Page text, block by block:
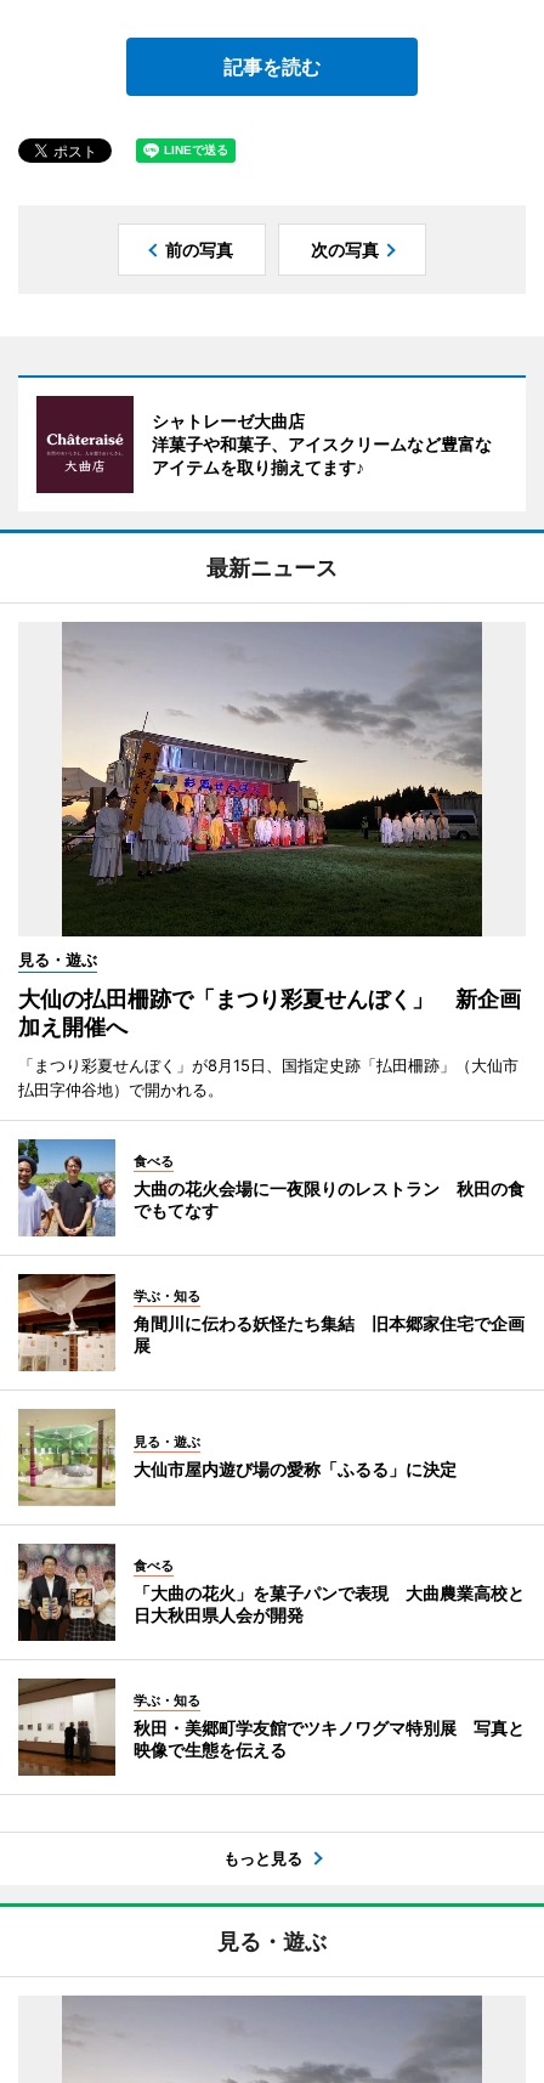
記事を読む
前の写真 次の写真
シャトレーゼ大曲店
洋菓子や和菓子、アイスクリームなど豊富な
アイテムを取り揃えてます♪
最新ニュース
見る・遊ぶ
大仙の払田柵跡で「まつり彩夏せんぼく」 新企画
加え開催へ
「まつり彩夏せんぼく」が8月15日、国指定史跡「払田柵跡」（大仙市
払田字仲谷地）で開かれる。
食べる
大曲の花火会場に一夜限りのレストラン 秋田の食
でもてなす
学ぶ・知る
角間川に伝わる妖怪たち集結 旧本郷家住宅で企画
展
見る・遊ぶ
大仙市屋内遊び場の愛称「ふるる」に決定
食べる
「大曲の花火」を菓子パンで表現 大曲農業高校と
日大秋田県人会が開発
学ぶ・知る
秋田・美郷町学友館でツキノワグマ特別展 写真と
映像で生態を伝える
もっと見る
見る・遊ぶ